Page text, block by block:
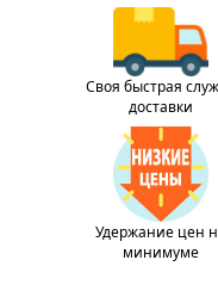
Своя быстрая
доставки
Удержание цен
минимуме